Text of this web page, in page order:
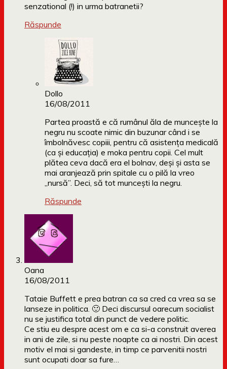
senzational (!) in urma batranetii?
Răspunde
Dollo
16/08/2011
Partea proastă e că rumânul ăla de muncește la
negru nu scoate nimic din buzunar când i se
îmbolnăvesc copiii, pentru că asistența medicală
(ca și educația) e moka pentru copii. Cel mult
plătea ceva dacă era el bolnav, deși și asta se
mai aranjează prin spitale cu o pilă la vreo
„nursă”. Deci, să tot muncești la negru.
Răspunde
Oana
16/08/2011
Tataie Buffett e prea batran ca sa cred ca vrea sa se
lanseze in politica. 🙂 Deci discursul oarecum socialist
nu se justifica total din punct de vedere politic.
Ce stiu eu despre acest om e ca si-a construit averea
in ani de zile, si nu peste noapte ca ai nostri. Din acest
motiv el mai si gandeste, in timp ce parvenitii nostri
sunt ocupati doar sa fure…